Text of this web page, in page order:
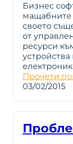
Бизнес
мащабните
своето
от
ресурси
устройства
Прочети
03/02/2015